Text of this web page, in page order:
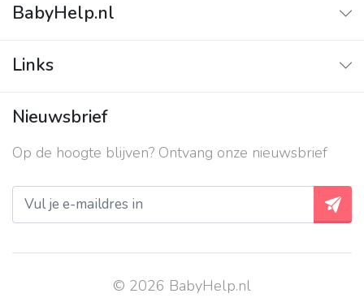
BabyHelp.nl
Vraag & Antwoord
Links
Contact
Over ons
Privacy beleid
Nieuwsbrief
Op de hoogte blijven? Ontvang onze nieuwsbrief
© 2026 BabyHelp.nl